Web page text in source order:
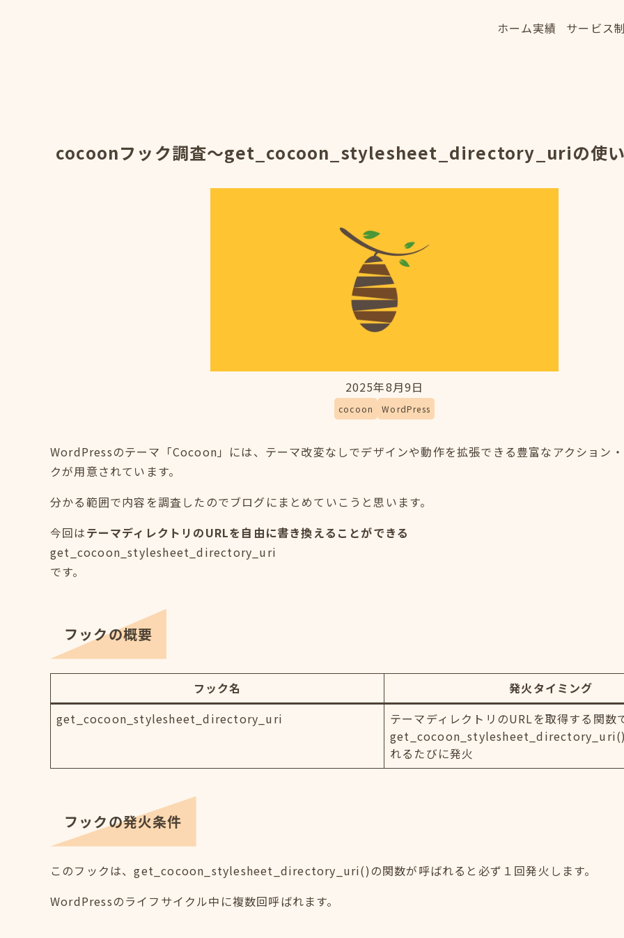
ホーム実績
サービス
cocoonフック調査～get_cocoon_stylesheet_directory_uriの使い
2025年8月9日
cocoon WordPress
WordPressのテーマ「Cocoon」には、テーマ改変なしでデザインや動作を拡張できる豊富なアクション
クが用意されています。
分かる範囲で内容を調査したのでブログにまとめていこうと思います。
今回はテーマディレクトリのURLを自由に書き換えることができる
get_cocoon_stylesheet_directory_uri
です。
フックの概要
フック名
発火タイミング
get_cocoon_stylesheet_directory_uri
テーマディレクトリのURLを取得する関数
get_cocoon_stylesheet_directory_uri()
れるたびに発火
フックの発火条件
このフックは、get_cocoon_stylesheet_directory_uri()の関数が呼ばれると必ず１回発火します。
WordPressのライフサイクル中に複数回呼ばれます。